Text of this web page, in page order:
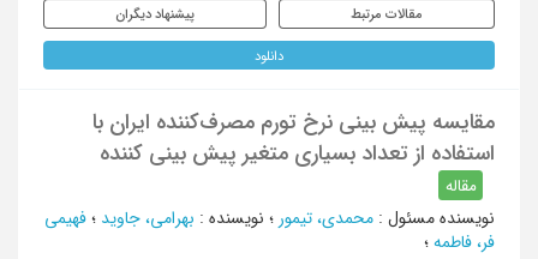
مقالات مرتبط پیشنهاد دیگران
دانلود
مقایسه پیش ‏بینی نرخ تورم مصرف‌کننده ایران با
استفاده از تعداد بسیاری متغیر پیش ‏بینی کننده
مقاله
نویسنده مسئول : محمدی، تیمور ؛ نویسنده : بهرامی، جاوید ؛ فهیمی
فر، فاطمه ؛